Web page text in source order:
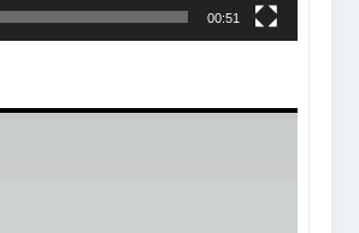
00:51